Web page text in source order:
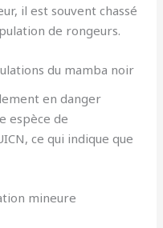
il est souvent chassé
de rongeurs.
du mamba noir
en danger
espèce de
ce qui indique que
mineure